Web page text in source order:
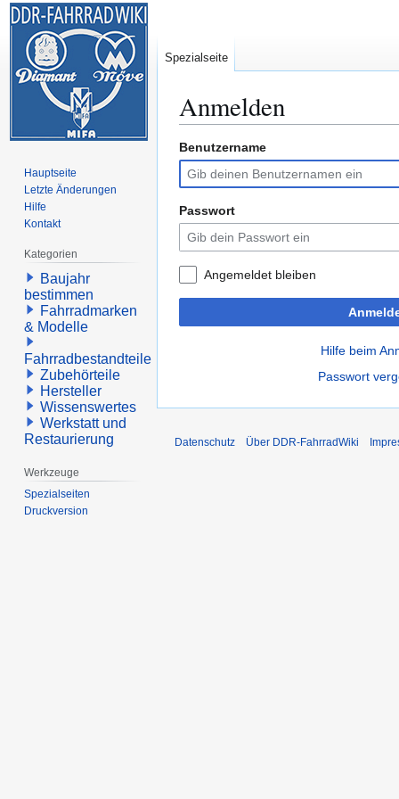
Anmelden
Zur
Navigation
springen
Zur
Suche
springen
Benutzername
Passwort
Angemeldet bleiben
Hilfe beim
Passwort
Spezialseite
Hauptseite
Letzte Änderungen
Hilfe
Kontakt
Kategorien
Baujahr
bestimmen
Fahrradmarken
& Modelle
Fahrradbestandteile
Zubehörteile
Hersteller
Wissenswertes
Werkstatt und
Restaurierung
Werkzeuge
Spezialseiten
Druckversion
Datenschutz Über DDR-FahrradWiki